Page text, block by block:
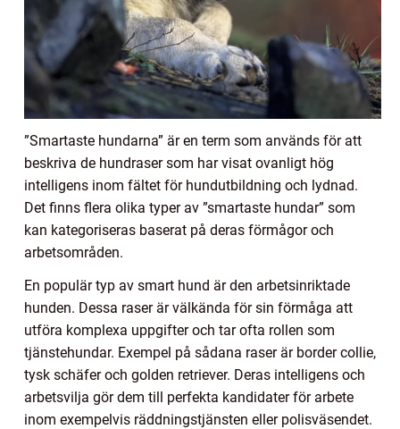
”Smartaste hundarna” är en term som används för att
beskriva de hundraser som har visat ovanligt hög
intelligens inom fältet för hundutbildning och lydnad.
Det finns flera olika typer av ”smartaste hundar” som
kan kategoriseras baserat på deras förmågor och
arbetsområden.
En populär typ av smart hund är den arbetsinriktade
hunden. Dessa raser är välkända för sin förmåga att
utföra komplexa uppgifter och tar ofta rollen som
tjänstehundar. Exempel på sådana raser är border collie,
tysk schäfer och golden retriever. Deras intelligens och
arbetsvilja gör dem till perfekta kandidater för arbete
inom exempelvis räddningstjänsten eller polisväsendet.